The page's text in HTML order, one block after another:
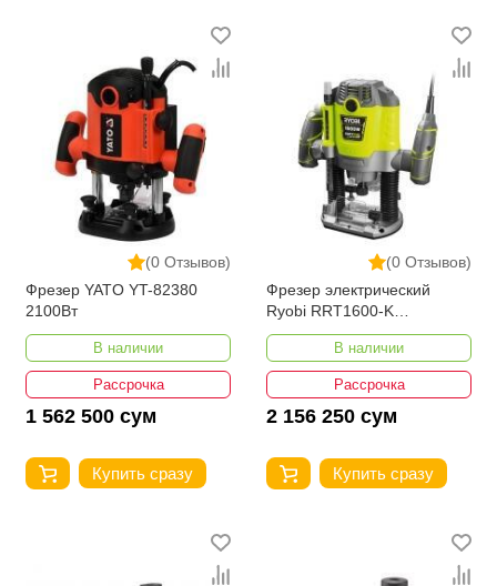
(0 Отзывов)
Фрезер YATO YT-82380
2100Вт
В наличии
Рассрочка
1 562 500 сум
Купить сразу
(0 Отзывов)
Фрезер электрический
Ryobi RRT1600-K
5133004796
В наличии
Рассрочка
2 156 250 сум
Купить сразу